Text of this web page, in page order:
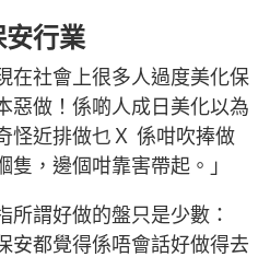
安行業
在社會上很多人過度美化保
惡做！係啲人成日美化以為
怪近排做乜Ｘ 係咁吹捧做
，邊個咁靠害帶起。」
所謂好做的盤只是少數：
安都覺得係唔會話好做得去